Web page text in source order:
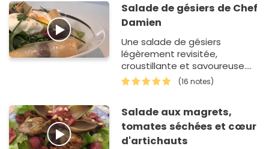
Salade de gésiers de Chef
Damien
Une salade de gésiers
légèrement revisitée,
croustillante et savoureuse.
Une recette proposée par
Fabien Pairon MOF Charcutier
(16 notes)
Salade aux magrets,
tomates séchées et cœur
d'artichauts